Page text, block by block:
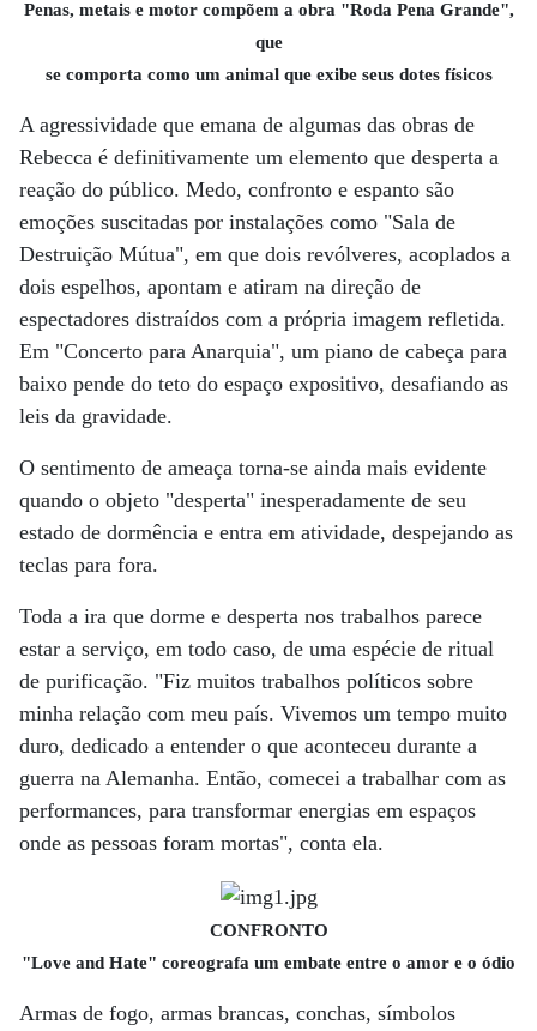
Penas, metais e motor compõem a obra "Roda Pena Grande",
que
se comporta como um animal que exibe seus dotes físicos
A agressividade que emana de algumas das obras de
Rebecca é definitivamente um elemento que desperta a
reação do público. Medo, confronto e espanto são
emoções suscitadas por instalações como "Sala de
Destruição Mútua", em que dois revólveres, acoplados a
dois espelhos, apontam e atiram na direção de
espectadores distraídos com a própria imagem refletida.
Em "Concerto para Anarquia", um piano de cabeça para
baixo pende do teto do espaço expositivo, desafiando as
leis da gravidade.
O sentimento de ameaça torna-se ainda mais evidente
quando o objeto "desperta" inesperadamente de seu
estado de dormência e entra em atividade, despejando as
teclas para fora.
Toda a ira que dorme e desperta nos trabalhos parece
estar a serviço, em todo caso, de uma espécie de ritual
de purificação. "Fiz muitos trabalhos políticos sobre
minha relação com meu país. Vivemos um tempo muito
duro, dedicado a entender o que aconteceu durante a
guerra na Alemanha. Então, comecei a trabalhar com as
performances, para transformar energias em espaços
onde as pessoas foram mortas", conta ela.
CONFRONTO
"Love and Hate" coreografa um embate entre o amor e o ódio
Armas de fogo, armas brancas, conchas, símbolos